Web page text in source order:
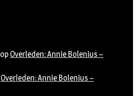
op Overleden: Annie Bolenius –
Overleden: Annie Bolenius –